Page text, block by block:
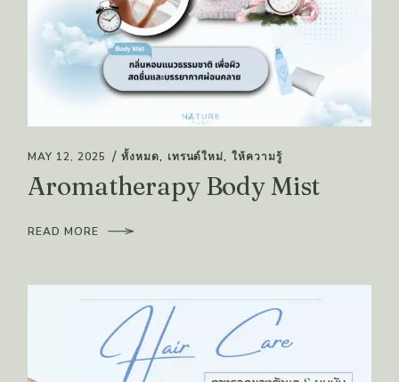
MAY 12, 2025 ทั้งหมด เทรนด์ใหม่ ให้ความรู้
Aromatherapy Body Mist
READ MORE